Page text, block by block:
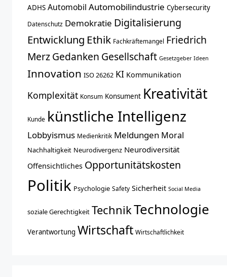
ADHS Automobil Automobilindustrie Cybersecurity
Datenschutz Demokratie Digitalisierung
Entwicklung Ethik Fachkräftemangel Friedrich
MerzGedanken Gesellschaft Gesetzgeber Ideen
Innovation ISO 26262 KI Kommunikation
Komplexität Konsum Konsument Kreativität
Kunde künstliche Intelligenz
Lobbyismus Medienkritik Meldungen Moral
Nachhaltigkeit Neurodivergenz Neurodiversität
Offensichtliches Opportunitätskosten
Politik Psychologie Safety Sicherheit Social Media
soziale Gerechtigkeit TechnikTechnologie
Verantwortung Wirtschaft Wirtschaftlichkeit